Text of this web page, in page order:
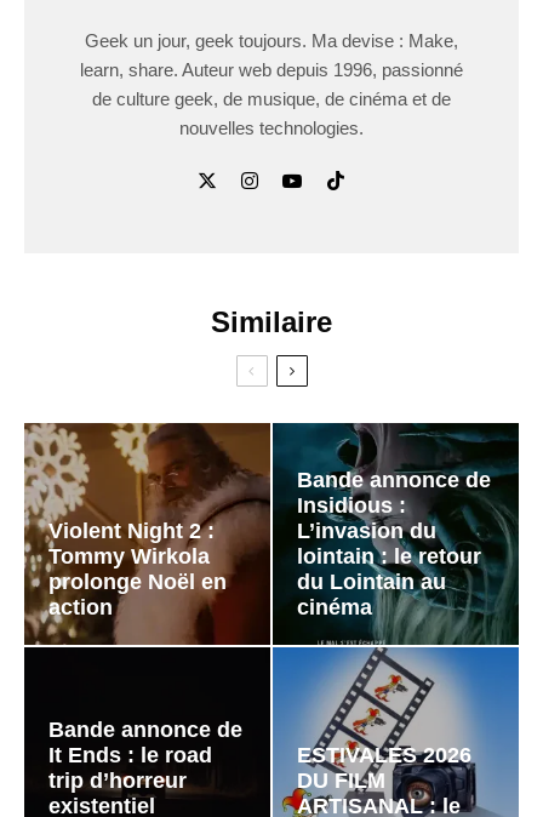
Geek un jour, geek toujours. Ma devise : Make,
learn, share. Auteur web depuis 1996, passionné
de culture geek, de musique, de cinéma et de
nouvelles technologies.
Similaire
Violent Night 2 :
Tommy Wirkola
prolonge Noël en
action
Bande annonce de
Insidious :
L’invasion du
lointain : le retour
du Lointain au
cinéma
Bande annonce de
It Ends : le road
trip d’horreur
existentiel
ESTIVALES 2026
DU FILM
ARTISANAL : le